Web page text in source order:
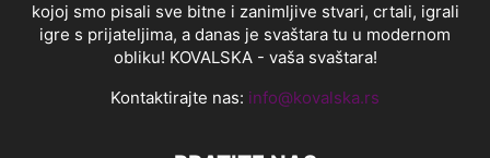
kojoj smo pisali sve bitne i zanimljive stvari, crtali, igrali
igre s prijateljima, a danas je svaštara tu u modernom
obliku! KOVALSKA - vaša svaštara!
Kontaktirajte nas: info@kovalska.rs